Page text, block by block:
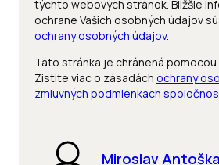
týchto webových stránok. Bližšie
ochrane Vašich osobných údajov
ochrany osobných údajov.
Táto stránka je chránená pomocou
Zistite viac o zásadách ochrany
zmluvných podmienkach
Miroslav